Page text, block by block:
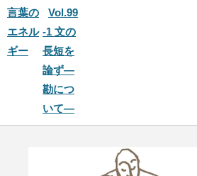
言葉の
エネル
ギー
Vol.99
-1 文の
長短を
論ず―
勘につ
いて―